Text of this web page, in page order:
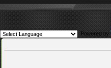
Powered by